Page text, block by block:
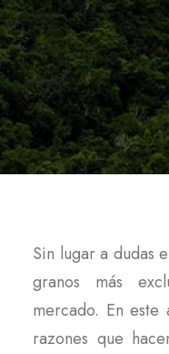
Sin lugar a dudas
granos más
mercado. En
razones que